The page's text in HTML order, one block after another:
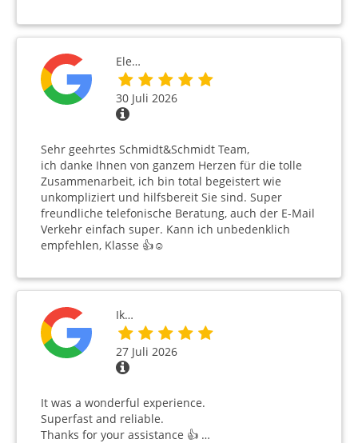
Ele…
30 Juli 2026
Sehr geehrtes Schmidt&Schmidt Team,
ich danke Ihnen von ganzem Herzen für die tolle
Zusammenarbeit, ich bin total begeistert wie
unkompliziert und hilfsbereit Sie sind. Super
freundliche telefonische Beratung, auch der E-Mail
Verkehr einfach super. Kann ich unbedenklich
empfehlen, Klasse 👍☺️
Ik…
27 Juli 2026
It was a wonderful experience.
Superfast and reliable.
Thanks for your assistance 👍 …